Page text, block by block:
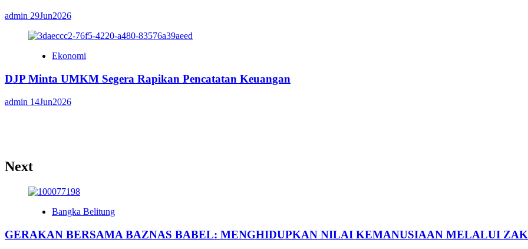
admin 29Jun2026
Ekonomi
DJP Minta UMKM Segera Rapikan Pencatatan Keuangan
admin 14Jun2026
Next
Bangka Belitung
GERAKAN BERSAMA BAZNAS BABEL: MENGHIDUPKAN NILAI KEMANUSIAAN MELALUI